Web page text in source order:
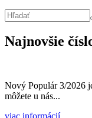
Najnovšie
Nový Populár 3/2026
môžete u nás...